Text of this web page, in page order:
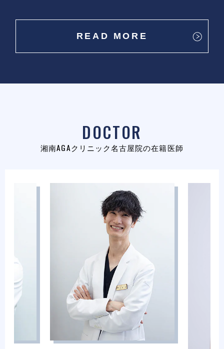
READ MORE
DOCTOR
湘南AGAクリニック名古屋院の在籍医師